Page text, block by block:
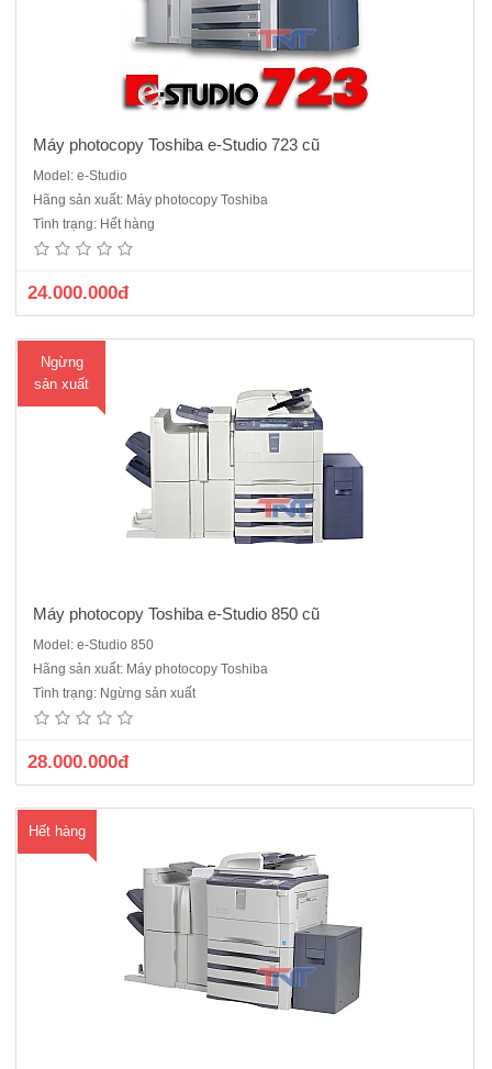
Máy photocopy Toshiba e-Studio 723 cũ
Model: e-Studio
Hãng sản xuất: Máy photocopy Toshiba
Tình trạng: Hết hàng
24.000.000đ
Ngừng
sản xuất
Máy Photocopy Toshiba e Studio 850 Photocopy kỹ thuật số, Laser
trắng đen,Chức năng: Copy + In mạng + Scan Trắng Đen, Bộ nạp và
đảo 2 mặt bản gốc(ARDF),Bộ đảo 2 mặt bản sao (Duplex) Tốc độ: 85
Máy photocopy Toshiba e-Studio 850 cũ
Model: e-Studio 850
Hãng sản xuất: Máy photocopy Toshiba
Tình trạng: Ngừng sản xuất
28.000.000đ
Hết hàng
Dòng máy năm 2011công nghiệp Toshiba e Studio 855 tốc độ 85 bản/
phút siêu nhanh sự lụa chọn hoàn hảo cho các cửa hàng dịch
vụPhotocopy kỹ thuật số, Laser trắng đen,Tốc độ: 85 bản/phút. Khổ
giấy lớn nhất: A3Chức năng: Copy + In mạng + Scan màuB..